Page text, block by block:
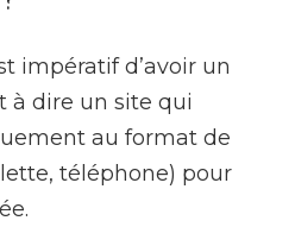
impératif d’avoir un
à dire un site qui
au format de
téléphone) pour